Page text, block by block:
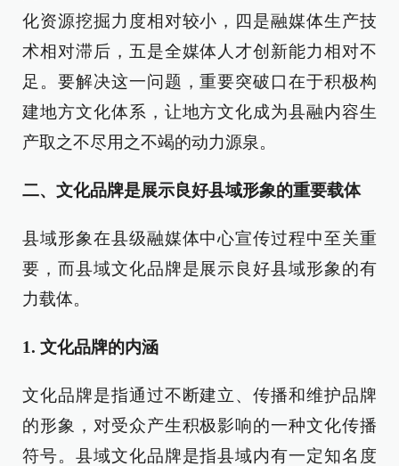
化资源挖掘力度相对较小，四是融媒体生产技
术相对滞后，五是全媒体人才创新能力相对不
足。要解决这一问题，重要突破口在于积极构
建地方文化体系，让地方文化成为县融内容生
产取之不尽用之不竭的动力源泉。
二、文化品牌是展示良好县域形象的重要载体
县域形象在县级融媒体中心宣传过程中至关重
要，而县域文化品牌是展示良好县域形象的有
力载体。
1. 文化品牌的内涵
文化品牌是指通过不断建立、传播和维护品牌
的形象，对受众产生积极影响的一种文化传播
符号。县域文化品牌是指县域内有一定知名度